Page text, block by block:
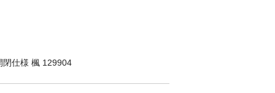
仕様 楓 129904